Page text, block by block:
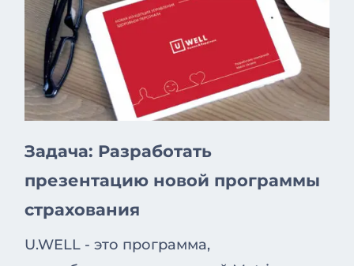
Задача: Разработать
презентацию новой программы
страхования
U.WELL - это программа,